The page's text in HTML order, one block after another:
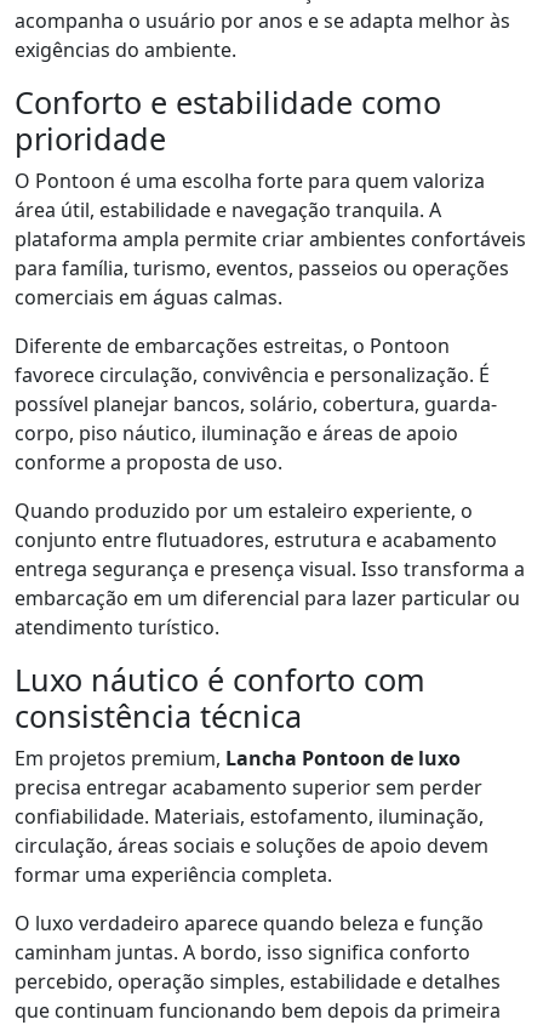
acompanha o usuário por anos e se adapta melhor às
exigências do ambiente.
Conforto e estabilidade como
prioridade
O Pontoon é uma escolha forte para quem valoriza
área útil, estabilidade e navegação tranquila. A
plataforma ampla permite criar ambientes confortáveis
para família, turismo, eventos, passeios ou operações
comerciais em águas calmas.
Diferente de embarcações estreitas, o Pontoon
favorece circulação, convivência e personalização. É
possível planejar bancos, solário, cobertura, guarda-
corpo, piso náutico, iluminação e áreas de apoio
conforme a proposta de uso.
Quando produzido por um estaleiro experiente, o
conjunto entre flutuadores, estrutura e acabamento
entrega segurança e presença visual. Isso transforma a
embarcação em um diferencial para lazer particular ou
atendimento turístico.
Luxo náutico é conforto com
consistência técnica
Em projetos premium, Lancha Pontoon de luxo
precisa entregar acabamento superior sem perder
confiabilidade. Materiais, estofamento, iluminação,
circulação, áreas sociais e soluções de apoio devem
formar uma experiência completa.
O luxo verdadeiro aparece quando beleza e função
caminham juntas. A bordo, isso significa conforto
percebido, operação simples, estabilidade e detalhes
que continuam funcionando bem depois da primeira